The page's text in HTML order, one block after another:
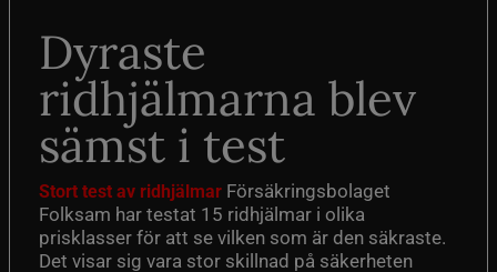
Dyraste
ridhjälmarna blev
sämst i test
Stort test av ridhjälmar Försäkringsbolaget
Folksam har testat 15 ridhjälmar i olika
prisklasser för att se vilken som är den säkraste.
Det visar sig vara stor skillnad på säkerheten